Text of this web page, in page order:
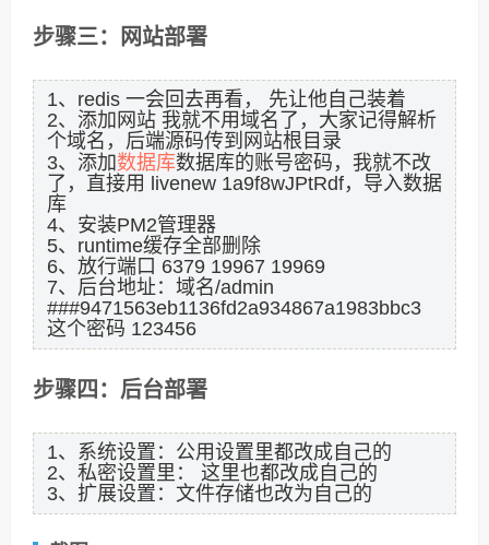
步骤三：网站部署
1、redis 一会回去再看， 先让他自己装着
2、添加网站 我就不用域名了，大家记得解析
个域名，后端源码传到网站根目录
3、添加 数据库数据库的账号密码，我就不改
了，直接用 livenew 1a9f8wJPtRdf，导入数据
库
4、安装PM2管理器
5、runtime缓存全部删除
6、放行端口 6379 19967 19969
7、后台地址：域名/admin
###9471563eb1136fd2a934867a1983bbc3
这个密码 123456
步骤四：后台部署
1、系统设置：公用设置里都改成自己的
2、私密设置里： 这里也都改成自己的
3、扩展设置：文件存储也改为自己的